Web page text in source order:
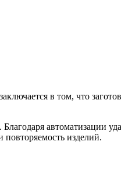
в том, что
автоматизации
изделий.